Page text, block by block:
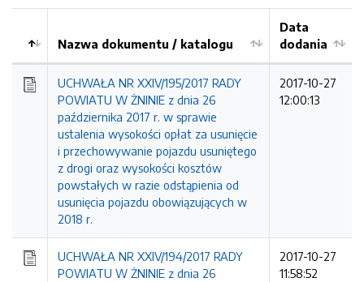
Kolejność
Nazwa dokumentu / katalogu
Data
dodania
UCHWAŁA NR XXIV/195/2017 RADY
POWIATU W ŻNINIE z dnia 26
października 2017 r. w sprawie
ustalenia wysokości opłat za usunięcie
i przechowywanie pojazdu usuniętego
z drogi oraz wysokości kosztów
powstałych w razie odstąpienia od
usunięcia pojazdu obowiązujących w
2018 r.
2017-10-27
12:00:13
UCHWAŁA NR XXIV/194/2017 RADY
POWIATU W ŻNINIE z dnia 26
2017-10-27
11:58:52